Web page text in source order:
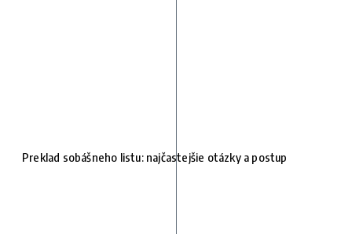
Preklad sobášneho listu: najčastejšie otázky a postup